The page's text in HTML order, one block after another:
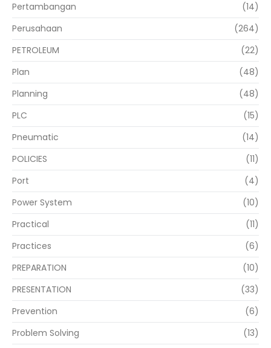
Pertambangan
(14)
Perusahaan
(264)
PETROLEUM
(22)
Plan
(48)
Planning
(48)
PLC
(15)
Pneumatic
(14)
POLICIES
(11)
Port
(4)
Power System
(10)
Practical
(11)
Practices
(6)
PREPARATION
(10)
PRESENTATION
(33)
Prevention
(6)
Problem Solving
(13)